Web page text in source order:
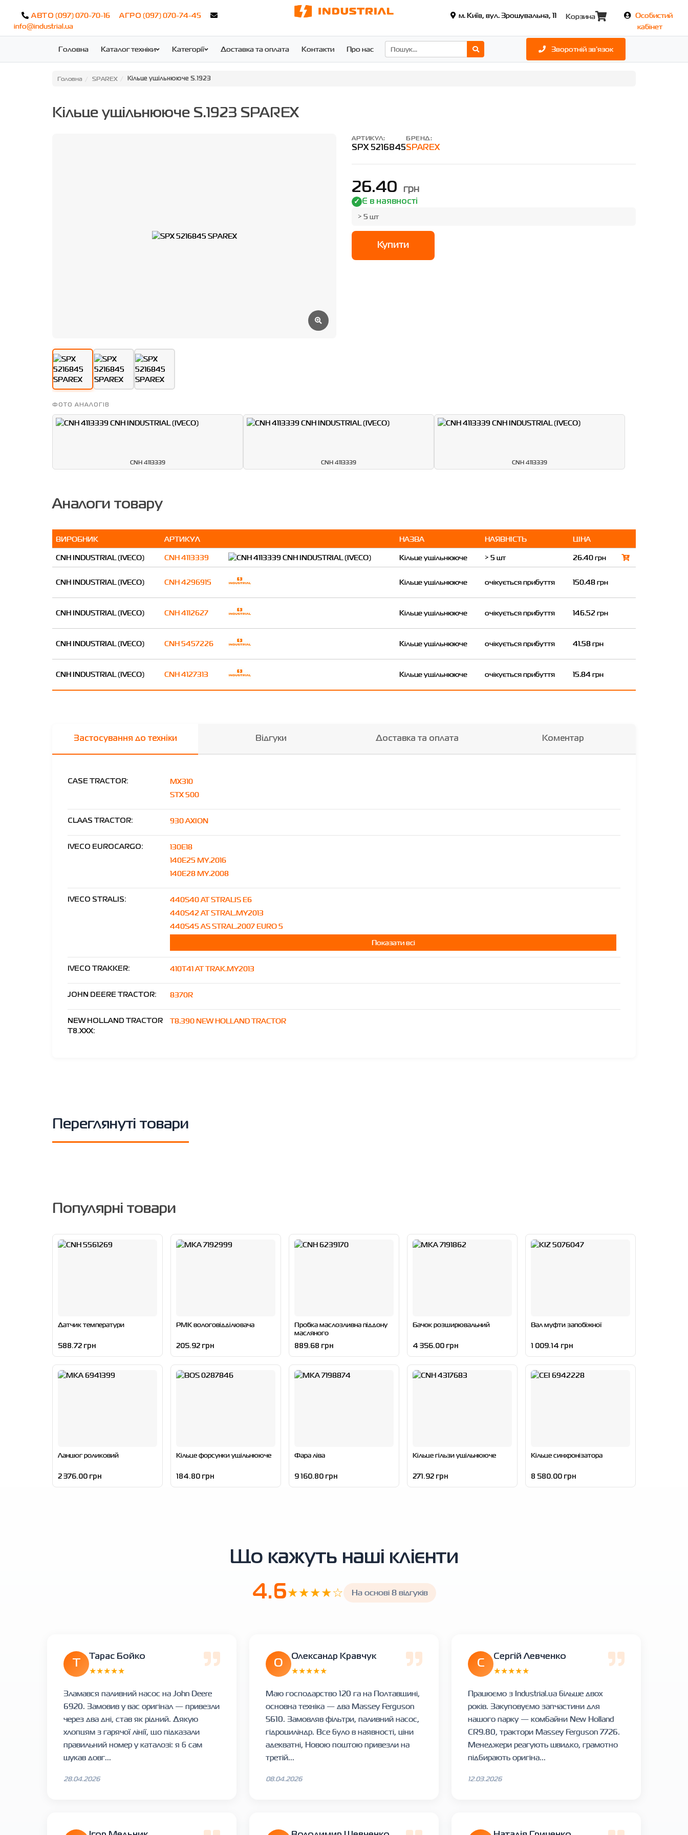
АВТО (097) 070-70-16 АГРО (097) 070-74-45
info@industrial.ua
м. Київ, вул. Зрошувальна, 11 Корзина
Особистий
кабінет
Головна Каталог техніки Категорії Доставка та оплата Контакти Про нас Зворотній зв'язок
Головна SPAREX Кільце ущільнююче S.1923
Кільце ущільнююче S.1923 SPAREX
АРТИКУЛ:
SPX 5216845
БРЕНД:
SPAREX
26.40 грн
Є в наявності
> 5 шт
Купити
ФОТО АНАЛОГІВ
CNH 4113339 CNH 4113339 CNH 4113339
Аналоги товару
ВИРОБНИК АРТИКУЛ НАЗВА НАЯВНІСТЬ
ЦІНА
CNH INDUSTRIAL (IVECO)
CNH 4113339 Кільце ущільнююче > 5 шт 26.40 грн
CNH INDUSTRIAL (IVECO) CNH 4296915 Кільце ущільнююче очікується прибуття 150.48 грн
CNH INDUSTRIAL (IVECO) CNH 4112627 Кільце ущільнююче очікується прибуття 146.52 грн
CNH INDUSTRIAL (IVECO) CNH 5457226 Кільце ущільнююче очікується прибуття 41.58 грн
CNH INDUSTRIAL (IVECO) CNH 4127313 Кільце ущільнююче очікується прибуття 15.84 грн
Застосування до техніки Відгуки Доставка та оплата Коментар
CASE TRACTOR:
MX310
STX 500
CLAAS TRACTOR: 930 AXION
IVECO EUROCARGO:
130E18
140E25 MY.2016
140E28 MY.2008
IVECO STRALIS:
440S40 AT STRALIS E6
440S42 AT STRAL.MY2013
440S45 AS STRAL.2007 EURO 5
Показати всі
IVECO TRAKKER: 410T41 AT TRAK.MY2013
JOHN DEERE TRACTOR: 8370R
NEW HOLLAND TRACTOR
T8.XXX:
T8.390 NEW HOLLAND TRACTOR
Переглянуті товари
Популярні товари
Датчик температури
588.72 грн
РМК вологовідділювача
205.92 грн
Пробка маслозливна піддону
масляного
889.68 грн
Бачок розширювальний
4 356.00 грн
Вал муфти запобіжної
1 009.14 грн
Ланцюг роликовий
2 376.00 грн
Кільце форсунки ущільнююче
184.80 грн
Фара ліва
9 160.80 грн
Кільце гільзи ущільнююче
271.92 грн
Кільце синхронізатора
8 580.00 грн
Що кажуть наші клієнти
4.6★★★★☆ На основі 8 відгуків
Тарас Бойко
★★★★★
Зламався паливний насос на John Deere
6920. Замовив у вас оригінал — привезли
через два дні, став як рідний. Дякую
хлопцям з гарячої лінії, що підказали
правильний номер у каталозі: я б сам
шукав довг...
28.04.2026
О
Олександр Кравчук
★★★★★
Маю господарство 120 га на Полтавщині,
основна техніка — два Massey Ferguson
5610. Замовляв фільтри, паливний насос,
гідроциліндр. Все було в наявності, ціни
адекватні, Новою поштою привезли на
третій...
08.04.2026
С
Сергій Левченко
★★★★★
Працюємо з Industrial.ua більше двох
років. Закуповуємо запчастини для
нашого парку — комбайни New Holland
CR9.80, трактори Massey Ferguson 7726.
Менеджери реагують швидко, грамотно
підбирають оригіна...
12.03.2026